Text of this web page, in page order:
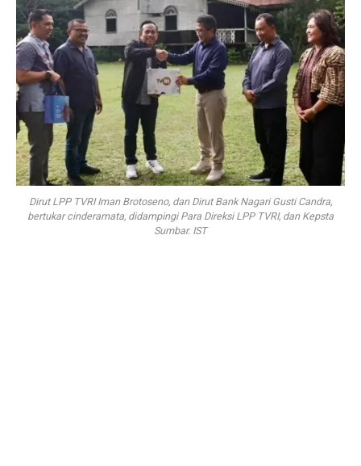
Dirut LPP TVRI Iman Brotoseno, dan Dirut Bank Nagari Gusti Candra,
bertukar cinderamata, didampingi Para Direksi LPP TVRI, dan Kepsta
Sumbar. IST